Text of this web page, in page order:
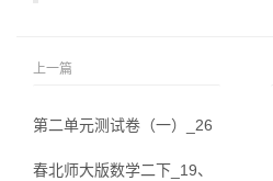
上一篇
第二单元测试卷（一）_26
春北师大版数学二下_19、